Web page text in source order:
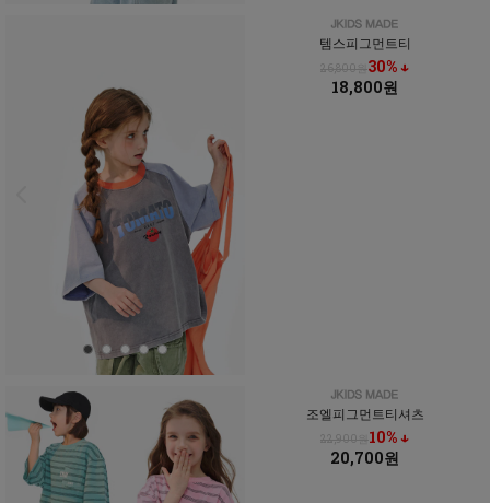
템스피그먼트티
26,800원30% ↓
18,800원
조엘피그먼트티셔츠
22,900원10% ↓
20,700원